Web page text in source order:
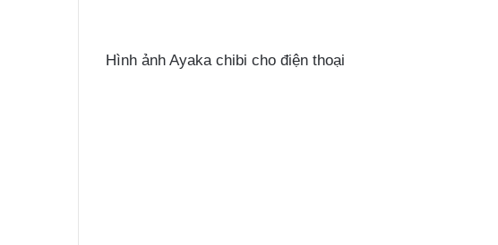
Hình ảnh Ayaka chibi cho điện thoại